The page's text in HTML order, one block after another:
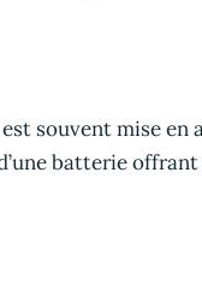
souvent mise en
batterie